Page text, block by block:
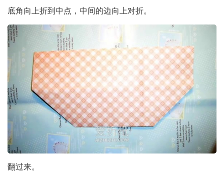
底角向上折到中点，中间的边向上对折。
翻过来。